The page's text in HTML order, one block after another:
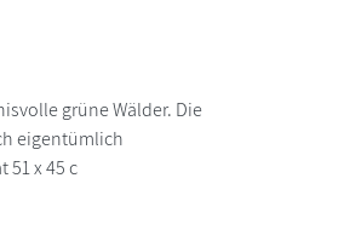
grüne Wälder. Die
eigentümlich
x 45 c